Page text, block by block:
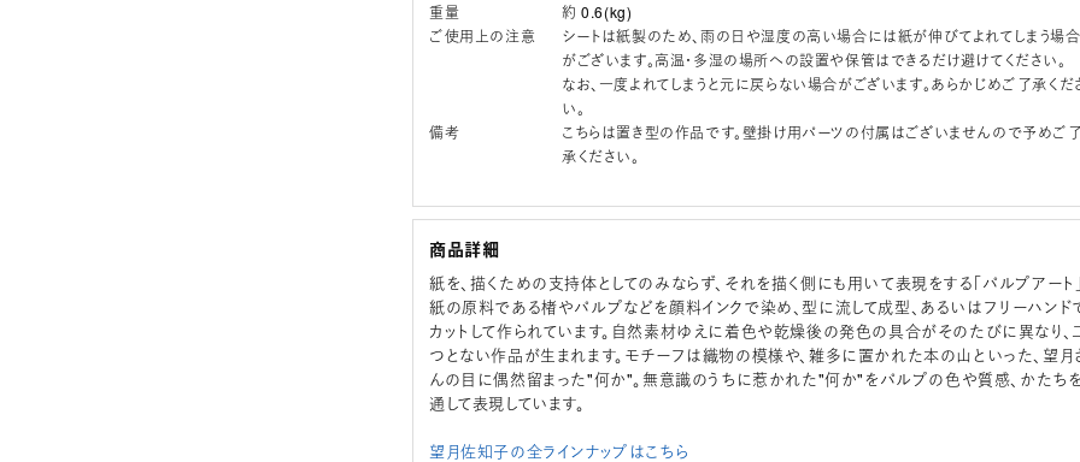
重量
約 0.6(kg)
ご使用上の注意
シートは紙製のため、雨の日や湿度の高い場合には紙が伸びてよれてしまう場合
がございます。高温・多湿の場所への設置や保管はできるだけ避けてください。
なお、一度よれてしまうと元に戻らない場合がございます。あらかじめご了承くだ
い。
備考
こちらは置き型の作品です。壁掛け用パーツの付属はございませんので予めご了
承ください。
商品詳細
紙を、描くための支持体としてのみならず、それを描く側にも用いて表現をする「パルプアート」
紙の原料である楮やパルプなどを顔料インクで染め、型に流して成型、あるいはフリーハンド
カットして作られています。自然素材ゆえに着色や乾燥後の発色の具合がそのたびに異なり、
つとない作品が生まれます。モチーフは織物の模様や、雑多に置かれた本の山といった、望月
んの目に偶然留まった"何か"。無意識のうちに惹かれた"何か"をパルプの色や質感、かたちを
通して表現しています。
望月佐知子の全ラインナップはこちら